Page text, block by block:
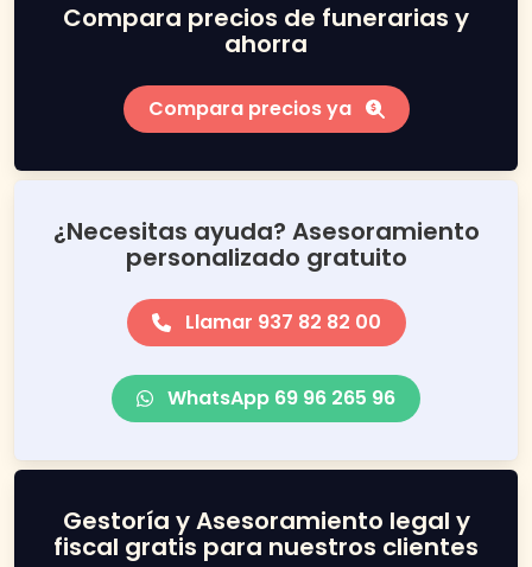
Compara precios de funerarias y
ahorra
Compara precios ya
¿Necesitas ayuda? Asesoramiento
personalizado gratuito
Llamar 937 82 82 00
WhatsApp 69 96 265 96
Gestoría y Asesoramiento legal y
fiscal gratis para nuestros clientes